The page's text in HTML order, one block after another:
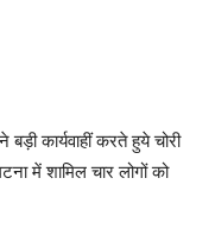
कार्यवाहीं करते हुये चोरी
में शामिल चार लोगों को